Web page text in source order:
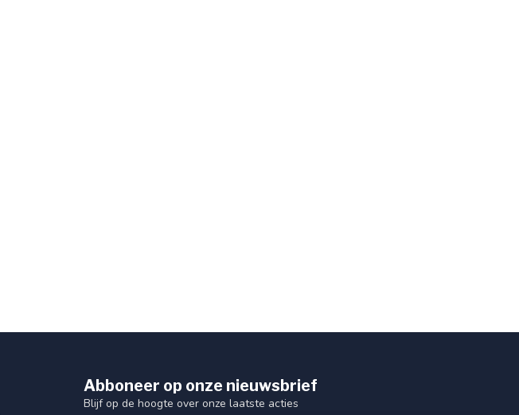
Abboneer op onze nieuwsbrief
Blijf op de hoogte over onze laatste acties